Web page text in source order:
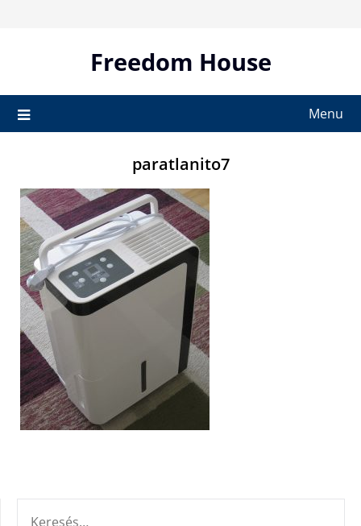
Freedom House
Menu
paratlanito7